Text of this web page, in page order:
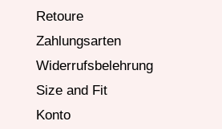
Retoure
Zahlungsarten
Widerrufsbelehrung
Size and Fit
Konto